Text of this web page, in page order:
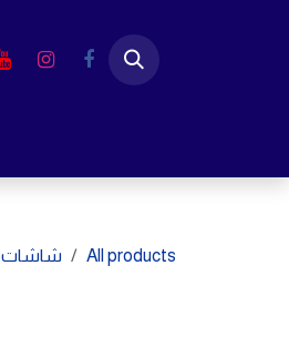
All products شاشات